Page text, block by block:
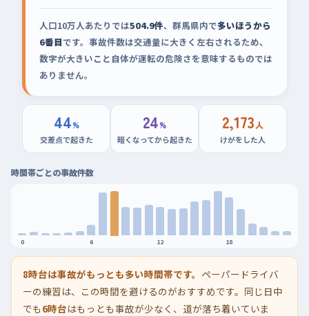
人口10万人あたりでは504.9件、群馬県内で多いほうから
6番目です。事故件数は交通量に大きく左右されるため、
数字が大きいこと自体が運転の危険さを意味するものでは
ありません。
44%
交差点で起きた
24%
暗くなってから起きた
2,173人
けがをした人
時間帯ごとの事故件数
0 6 12 18
8時台は事故がもっとも多い時間帯です。 ペーパードライバ
ーの練習は、この時間を避けるのがおすすめです。同じ日中
でも 6時台はもっとも事故が少なく、道が落ち着いていま